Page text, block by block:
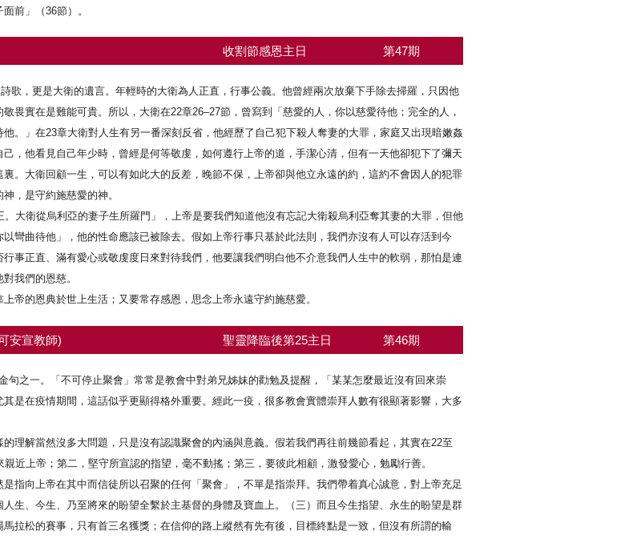
前」（36節）。
收割節感恩主日 第47期
歌，更是大衛的遺言。年輕時的大衛為人正直，行事公義。他曾經兩次放棄下手除去掃羅，只因他
畏實在是難能可貴。所以，大衛在22章26–27節，曾寫到「慈愛的人，你以慈愛待他；完全的人，
。」在23章大衛對人生有另一番深刻反省，他經歷了自己犯下殺人奪妻的大罪，家庭又出現暗嫩姦
，他看見自己年少時，曾經是何等敬虔，如何遵行上帝的道，手潔心清，但有一天他卻犯下了彌天
。大衞回顧一生，可以有如此大的反差，晚節不保，上帝卻與他立永遠的約，這約不會因人的犯罪
，是守約施慈愛的神。
大衛從烏利亞的妻子生所羅門」，上帝是要我們知道他沒有忘記大衛殺烏利亞奪其妻的大罪，但他
彎曲待他」，他的性命應該已被除去。假如上帝行事只基於此法則，我們亦沒有人可以存活到今
事正直、滿有愛心或敬虔度日來對待我們，他要讓我們明白他不介意我們人生中的軟弱，那怕是連
我們的恩慈。
帝的恩典於世上生活；又要常存感恩，思念上帝永遠守約施慈愛。
安宣教師) 聖靈降臨後第25主日 第46期
之一。「不可停止聚會」常常是教會中對弟兄姊妹的勸勉及提醒，「某某怎麼最近沒有回來崇
在疫情期間，這話似乎更顯得格外重要。經此一疫，很多教會實體崇拜人數有很顯著影響，大多
解當然沒多大問題，只是沒有認識聚會的內涵與意義。假若我們再往前幾節看起，其實在22至
近上帝；第二，堅守所宣認的指望，毫不動搖；第三，要彼此相顧，激發愛心，勉勵行善。
指向上帝在其中而信徒所以召聚的任何「聚會」，不單是指崇拜。我們帶着真心誠意，對上帝充足
生、今生、乃至將來的盼望全繫於主基督的身體及寶血上。（三）而且今生指望、永生的盼望是群
拉松的賽事，只有首三名獲獎；在信仰的路上縱然有先有後，目標終點是一致，但沒有所謂的輸